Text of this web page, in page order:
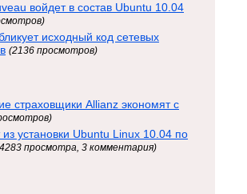
войдет в состав Ubuntu 10.04
исходный код сетевых
(2136 просмотров)
страховщики Allianz экономят с
из установки Ubuntu Linux 10.04 по
просмотра, 3 комментария)